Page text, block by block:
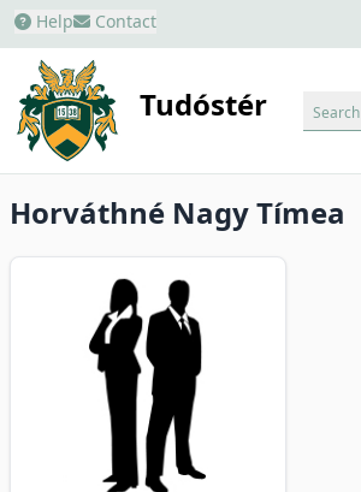
Help Contact
Tudóstér Search
Horváthné Nagy Tímea